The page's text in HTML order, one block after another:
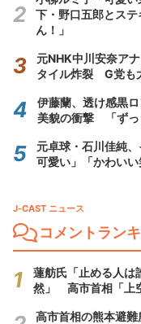
下・野口五郎とス
ん！」
元NHK中川安奈ア
タイル炸裂 G党も
伊藤蘭、透け感黒
美貌の衝撃 「ずっ
元卓球・石川佳純
可愛い」「かわい
J-CAST ニュース
コメントラン
蓮舫氏「止める人は
然」 高市首相「上
高市首相の熊本避